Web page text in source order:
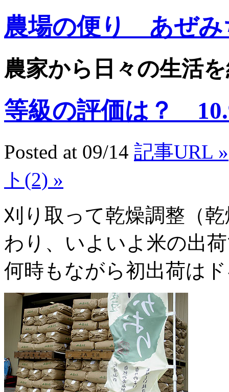
農場の便り あぜみ
農家から日々の生活
等級の評価は？
Posted at 09/14 記事URL »
ト(2) »
刈り取って乾燥調整（
わり、いよいよ米の出
何時もながら初出荷は